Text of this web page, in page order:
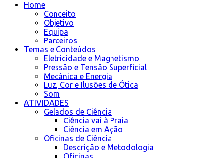
Home
Conceito
Objetivo
Equipa
Parceiros
Temas e Conteúdos
Eletricidade e Magnetismo
Pressão e Tensão Superficial
Mecânica e Energia
Luz, Cor e Ilusões de Ótica
Som
ATIVIDADES
Gelados de Ciência
Ciência vai à Praia
Ciência em Ação
Oficinas de Ciência
Descrição e Metodologia
Oficinas